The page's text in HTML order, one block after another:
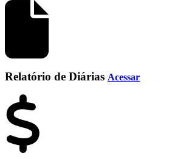
Relatório de Diárias Acessar